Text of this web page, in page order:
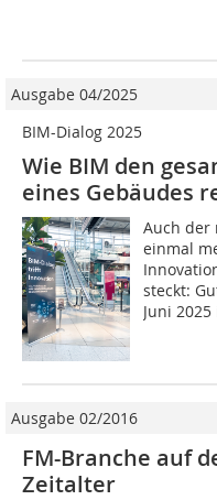
Ausgabe 04/2025
BIM-Dialog 2025
Wie BIM den
eines Gebäudes
Auch der
einmal
steckt:
Juni
Ausgabe 02/2016
FM-Branche auf
Zeitalter